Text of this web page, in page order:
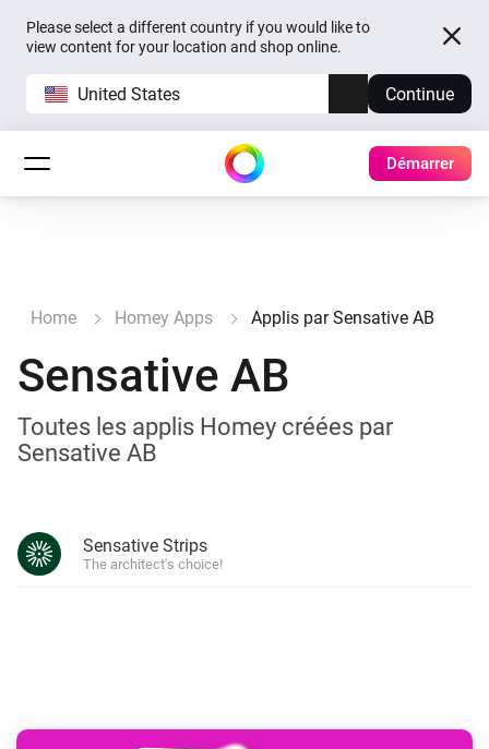
Please select a different country if you would like to
view content for your location and shop online.
United States Continue
Démarrer
Home Homey Apps Applis par Sensative AB
Sensative AB
Toutes les applis Homey créées par
Sensative AB
Sensative Strips
The architect's choice!